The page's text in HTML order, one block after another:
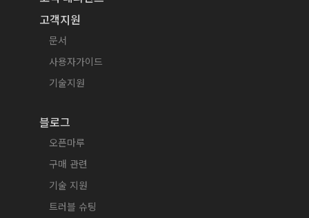
고객지원
문서
사용자가이드
기술지원
블로그
오픈마루
구매 관련
기술 지원
트러블 슈팅